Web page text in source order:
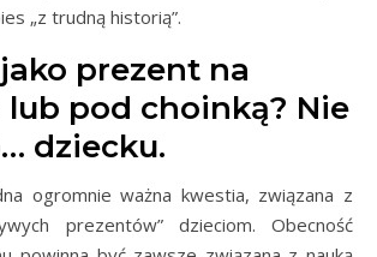
„z trudną historią”.
prezent na
lub pod choinką? Nie
dziecku.
ogromnie ważna kwestia, związana z
prezentów” dzieciom. Obecność